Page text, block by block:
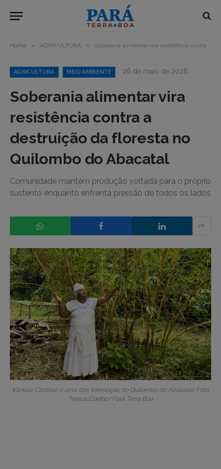
Home » AGRICULTURA » Soberania alimentar vira resistência contra a destruição da floresta no Quilombo do Abacatal
AGRICULTURA MEIO AMBIENTE 26 de maio de 2026
Soberania alimentar vira
resistência contra a
destruição da floresta no
Quilombo do Abacatal
Comunidade mantém produção voltada para o próprio
sustento enquanto enfrenta pressão de todos os lados
Vanusa Cardoso é uma das lideranças do Quilombo do Abacatal. Foto:
Tereza Coelho/Pará Terra Boa